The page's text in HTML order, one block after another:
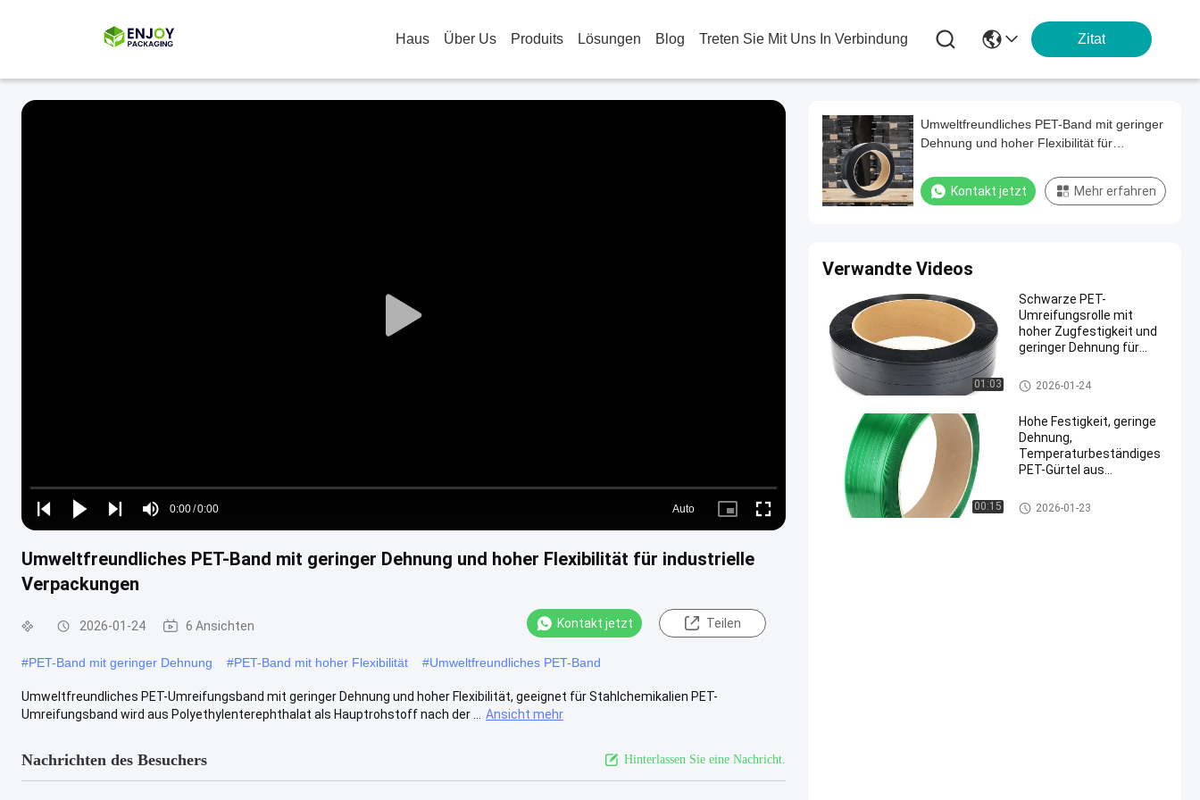
Haus Über Us Produits Lösungen Blog Treten Sie Mit Uns In Verbindung Zitat
Play
Play
Play
Play
Mute
Time
0:00/0:00
Loaded:
0%
Auto
Picture- Fullscreen
Umweltfreundliches PET-Band mit geringer Dehnung und hoher Flexibilität für industrielle
Verpackungen
2026-01-24 6 Ansichten Kontakt jetzt Teilen
#PET-Band mit geringer Dehnung #PET-Band mit hoher Flexibilität #Umweltfreundliches PET-Band
Umweltfreundliches PET-Umreifungsband mit geringer Dehnung und hoher Flexibilität, geeignet für Stahlchemikalien PET-
Umreifungsband wird aus Polyethylenterephthalat als Hauptrohstoff nach der ...
Ansicht mehr
Nachrichten des Besuchers Hinterlassen Sie eine Nachricht.
Umweltfreundliches PET-Band mit geringer
Dehnung und hoher Flexibilität für
Kontakt jetzt Mehr erfahren
Verwandte Videos
01:03
Schwarze PET-
Umreifungsrolle mit
hoher Zugfestigkeit und
geringer Dehnung für
2026-01-24
00:15
Hohe Festigkeit, geringe
Dehnung,
Temperaturbeständiges
PET-Gürtel aus
für industrielle
Verpackungen
2026-01-23